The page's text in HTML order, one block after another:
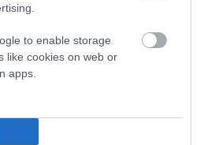
to enable storage
like cookies on web or
apps.
ΑΠΟΧΑΙΡΕΤΙΣΜΟΣ ΣΤΗ
ΜΠΑΡΚΟ» ΤΟΥ
στη Ραφήνα. Φωτογραφίες από την